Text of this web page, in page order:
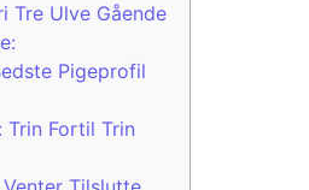
Tre Ulve Gående
Pigeprofil
Trin Fortil Trin